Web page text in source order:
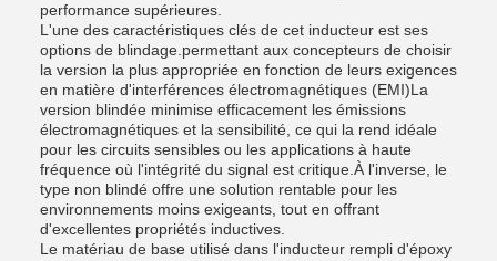
performance supérieures.
L'une des caractéristiques clés de cet inducteur est ses
options de blindage.permettant aux concepteurs de choisir
la version la plus appropriée en fonction de leurs exigences
en matière d'interférences électromagnétiques (EMI)La
version blindée minimise efficacement les émissions
électromagnétiques et la sensibilité, ce qui la rend idéale
pour les circuits sensibles ou les applications à haute
fréquence où l'intégrité du signal est critique.À l'inverse, le
type non blindé offre une solution rentable pour les
environnements moins exigeants, tout en offrant
d'excellentes propriétés inductives.
Le matériau de base utilisé dans l'inducteur rempli d'époxy